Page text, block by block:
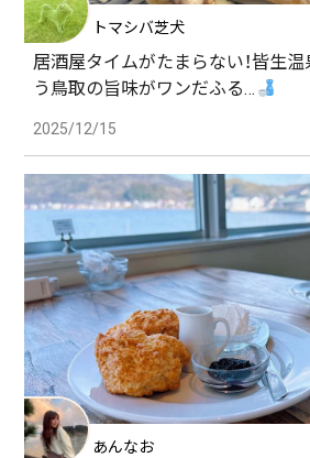
トマシバ芝犬
居酒屋タイムがたまらない！皆生温
う鳥取の旨味がワンだふる…
2025/12/15
あんなお